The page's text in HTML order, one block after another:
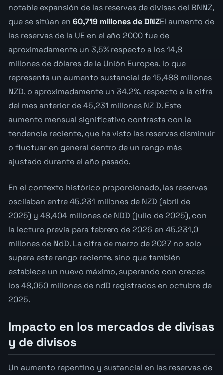
notable expansión de las reservas de divisas del BNNZ,
que se sitúan en 60,719 millones de DNZEl aumento de
las reservas de la UE en el año 2000 fue de
aproximadamente un 3,5% respecto a los 14,8
millones de dólares de la Unión Europea, lo que
representa un aumento sustancial de 15,488 millones
NZD, o aproximadamente un 34,2%, respecto a la cifra
del mes anterior de 45,231 millones NZ D. Este
aumento mensual significativo contrasta con la
tendencia reciente, que ha visto las reservas disminuir
o fluctuar en general dentro de un rango más
ajustado durante el año pasado.
En el contexto histórico proporcionado, las reservas
oscilaban entre 45,231 millones de NZD (abril de
2025) y 48,404 millones de NDD (julio de 2025), con
la lectura previa para febrero de 2026 en 45,231,0
millones de NdD. La cifra de marzo de 2027 no solo
supera este rango reciente, sino que también
establece un nuevo máximo, superando con creces
los 48,050 millones de ndD registrados en octubre de
2025.
Impacto en los mercados de divisas
y de divisos
Un aumento repentino y sustancial en las reservas de